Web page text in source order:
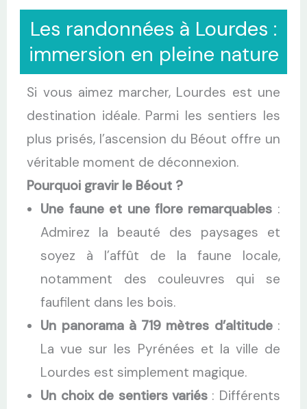
Les randonnées à Lourdes :
immersion en pleine nature
Si vous aimez marcher, Lourdes est une
destination idéale. Parmi les sentiers les
plus prisés, l’ascension du Béout offre un
véritable moment de déconnexion.
Pourquoi gravir le Béout ?
Une faune et une flore remarquables :
Admirez la beauté des paysages et
soyez à l’affût de la faune locale,
notamment des couleuvres qui se
faufilent dans les bois.
Un panorama à 719 mètres d’altitude:
La vue sur les Pyrénées et la ville de
Lourdes est simplement magique.
Un choix de sentiers variés: Différents